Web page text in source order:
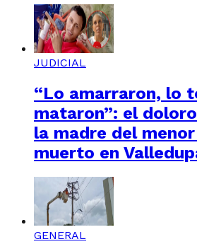
JUDICIAL
“Lo amarraron, lo
mataron”: el
la madre del
muerto en
GENERAL